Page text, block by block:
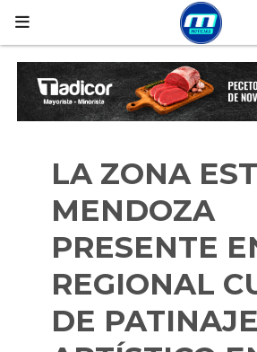
LA ZONA
MENDOZA
PRESENTE
REGIONAL
DE PATINAJE